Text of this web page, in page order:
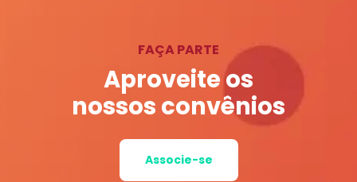
FAÇA PARTE
Aproveite os
nossos convênios
Associe-se